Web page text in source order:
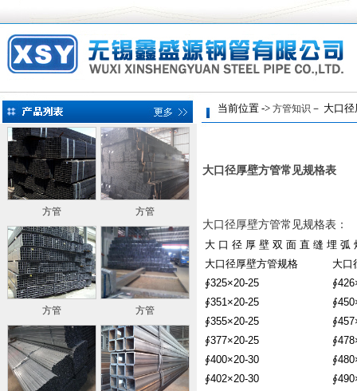
方管 方管
方管 方管
当前位置 -> 方管知识 － 大口
大口径厚壁方管常见规格表
大口径厚壁方管常见规格表：
大 口 径 厚 壁 双 面 直 缝 埋 弧
大口径厚壁方管规格
大口
∮325×20-25
∮351×20-25
∮355×20-25
∮377×20-25
∮400×20-30
∮402×20-30